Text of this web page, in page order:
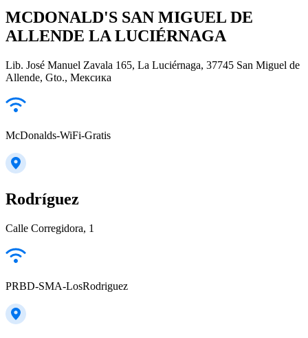
MCDONALD'S SAN MIGUEL DE
ALLENDE LA LUCIÉRNAGA
Lib. José Manuel Zavala 165, La Luciérnaga, 37745 San Miguel de
Allende, Gto., Мексика
McDonalds-WiFi-Gratis
Rodríguez
Calle Corregidora, 1
PRBD-SMA-LosRodriguez